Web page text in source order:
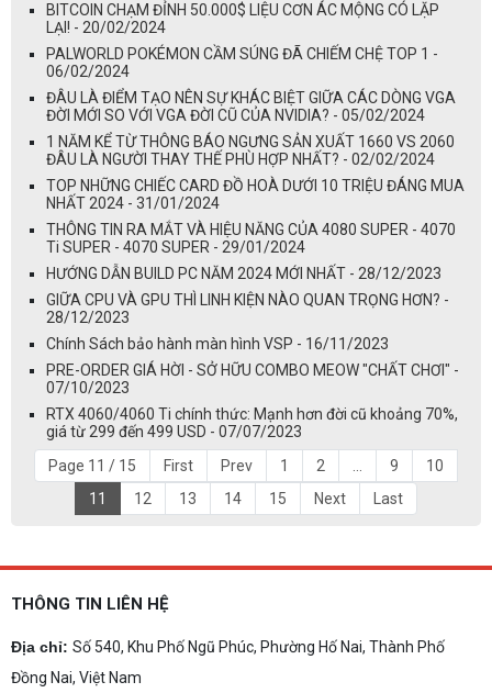
BITCOIN CHẠM ĐỈNH 50.000$ LIỆU CƠN ÁC MỘNG CÓ LẶP
LẠI! - 20/02/2024
PALWORLD POKÉMON CẦM SÚNG ĐÃ CHIẾM CHỆ TOP 1 -
06/02/2024
ĐÂU LÀ ĐIỂM TẠO NÊN SỰ KHÁC BIỆT GIỮA CÁC DÒNG VGA
ĐỜI MỚI SO VỚI VGA ĐỜI CŨ CỦA NVIDIA? - 05/02/2024
1 NĂM KỂ TỪ THÔNG BÁO NGƯNG SẢN XUẤT 1660 VS 2060
ĐÂU LÀ NGƯỜI THAY THẾ PHÙ HỢP NHẤT? - 02/02/2024
TOP NHỮNG CHIẾC CARD ĐỒ HOÀ DƯỚI 10 TRIỆU ĐÁNG MUA
NHẤT 2024 - 31/01/2024
THÔNG TIN RA MẮT VÀ HIỆU NĂNG CỦA 4080 SUPER - 4070
Ti SUPER - 4070 SUPER - 29/01/2024
HƯỚNG DẪN BUILD PC NĂM 2024 MỚI NHẤT - 28/12/2023
GIỮA CPU VÀ GPU THÌ LINH KIỆN NÀO QUAN TRỌNG HƠN? -
28/12/2023
Chính Sách bảo hành màn hình VSP - 16/11/2023
PRE-ORDER GIÁ HỜI - SỞ HỮU COMBO MEOW "CHẤT CHƠI" -
07/10/2023
RTX 4060/4060 Ti chính thức: Mạnh hơn đời cũ khoảng 70%,
giá từ 299 đến 499 USD - 07/07/2023
Page 11 / 15
First Prev 1 2 9
10
11
12 13 14 15 Next Last
THÔNG TIN LIÊN HỆ
Địa chỉ: Số 540, Khu Phố Ngũ Phúc, Phường Hố Nai, Thành Phố
Đồng Nai, Việt Nam